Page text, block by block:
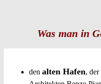
Was man in
den alten Hafen,